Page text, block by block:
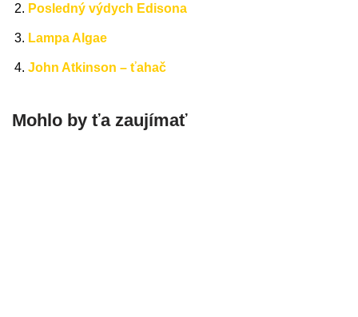
Posledný výdych Edisona
Lampa Algae
John Atkinson – ťahač
Mohlo by ťa zaujímať